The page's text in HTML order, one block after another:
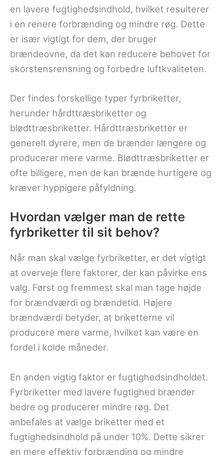
en lavere fugtighedsindhold, hvilket resulterer
i en renere forbrænding og mindre røg. Dette
er især vigtigt for dem, der bruger
brændeovne, da det kan reducere behovet for
skorstensrensning og forbedre luftkvaliteten.
Der findes forskellige typer fyrbriketter,
herunder hårdttræsbriketter og
blødttræsbriketter. Hårdttræsbriketter er
generelt dyrere, men de brænder længere og
producerer mere varme. Blødttræsbriketter er
ofte billigere, men de kan brænde hurtigere og
kræver hyppigere påfyldning.
Hvordan vælger man de rette
fyrbriketter til sit behov?
Når man skal vælge fyrbriketter, er det vigtigt
at overveje flere faktorer, der kan påvirke ens
valg. Først og fremmest skal man tage højde
for brændværdi og brændetid. Højere
brændværdi betyder, at briketterne vil
producere mere varme, hvilket kan være en
fordel i kolde måneder.
En anden vigtig faktor er fugtighedsindholdet.
Fyrbriketter med lavere fugtighed brænder
bedre og producerer mindre røg. Det
anbefales at vælge briketter med et
fugtighedsindhold på under 10%. Dette sikrer
en mere effektiv forbrænding og mindre